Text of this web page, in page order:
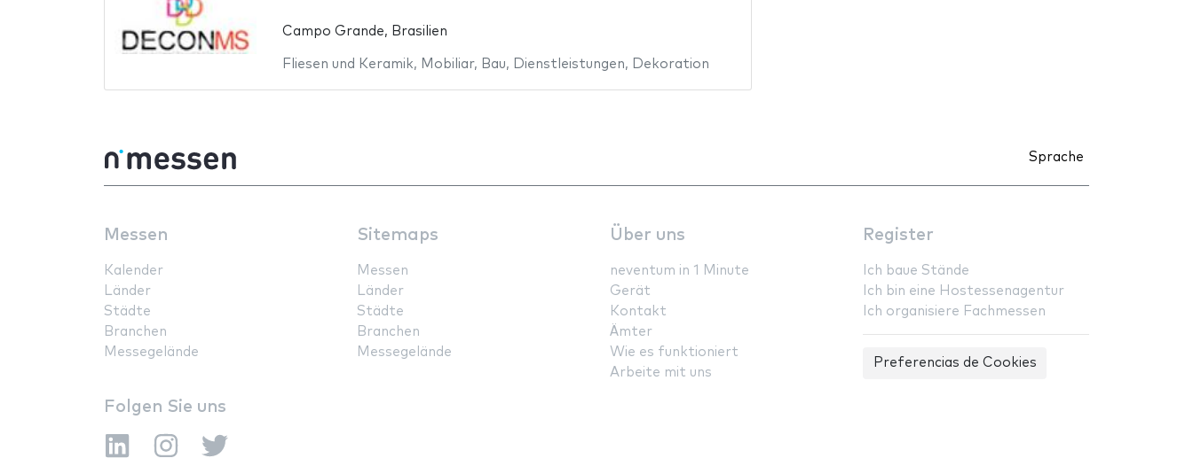
Campo Grande, Brasilien
Fliesen und Keramik, Mobiliar, Bau, Dienstleistungen, Dekoration
Sprache
Messen
Kalender
Länder
Städte
Branchen
Messegelände
Sitemaps
Messen
Länder
Städte
Branchen
Messegelände
Über uns
neventum in 1 Minute
Gerät
Kontakt
Ämter
Wie es funktioniert
Arbeite mit uns
Register
Ich baue Stände
Ich bin eine Hostessenagentur
Ich organisiere Fachmessen
Preferencias de Cookies
Folgen Sie uns